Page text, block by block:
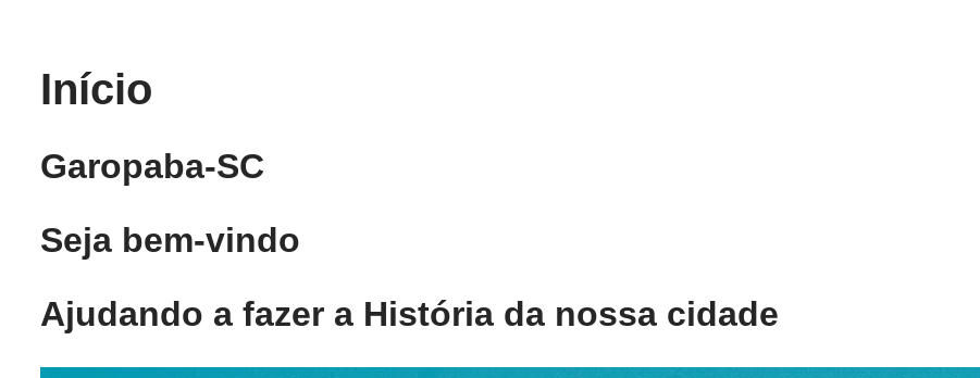
Início
Garopaba-SC
Seja bem-vindo
Ajudando a fazer a História da nossa cidade